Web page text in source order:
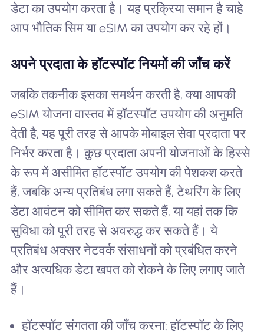
डेटा का उपयोग करता है। यह प्रक्रिया समान है चाहे
आप भौतिक सिम या eSIM का उपयोग कर रहे हों।
अपने प्रदाता के हॉटस्पॉट नियमों की जाँच करें
जबकि तकनीक इसका समर्थन करती है, क्या आपकी
eSIM योजना वास्तव में हॉटस्पॉट उपयोग की अनुमति
देती है, यह पूरी तरह से आपके मोबाइल सेवा प्रदाता पर
निर्भर करता है। कुछ प्रदाता अपनी योजनाओं के हिस्से
के रूप में असीमित हॉटस्पॉट उपयोग की पेशकश करते
हैं, जबकि अन्य प्रतिबंध लगा सकते हैं, टेथरिंग के लिए
डेटा आवंटन को सीमित कर सकते हैं, या यहां तक ​​कि
सुविधा को पूरी तरह से अवरुद्ध कर सकते हैं। ये
प्रतिबंध अक्सर नेटवर्क संसाधनों को प्रबंधित करने
और अत्यधिक डेटा खपत को रोकने के लिए लगाए जाते
हैं।
हॉटस्पॉट संगतता की जाँच करना: हॉटस्पॉट के लिए